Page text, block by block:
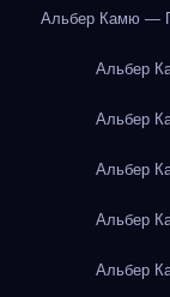
Альбер Камю —
Альбер
Альбер
Альбер
Альбер
Альбер